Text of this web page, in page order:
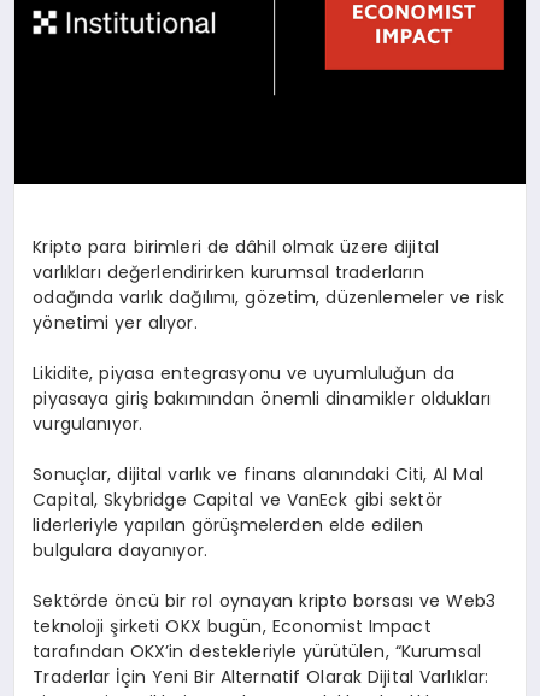
Kripto para birimleri de dâhil olmak üzere dijital
varlıkları değerlendirirken kurumsal traderların
odağında varlık dağılımı, gözetim, düzenlemeler ve risk
yönetimi yer alıyor.
Likidite, piyasa entegrasyonu ve uyumluluğun da
piyasaya giriş bakımından önemli dinamikler oldukları
vurgulanıyor.
Sonuçlar, dijital varlık ve finans alanındaki Citi, Al Mal
Capital, Skybridge Capital ve VanEck gibi sektör
liderleriyle yapılan görüşmelerden elde edilen
bulgulara dayanıyor.
Sektörde öncü bir rol oynayan kripto borsası ve Web3
teknoloji şirketi OKX bugün, Economist Impact
tarafından OKX’in destekleriyle yürütülen, “Kurumsal
Traderlar İçin Yeni Bir Alternatif Olarak Dijital Varlıklar: